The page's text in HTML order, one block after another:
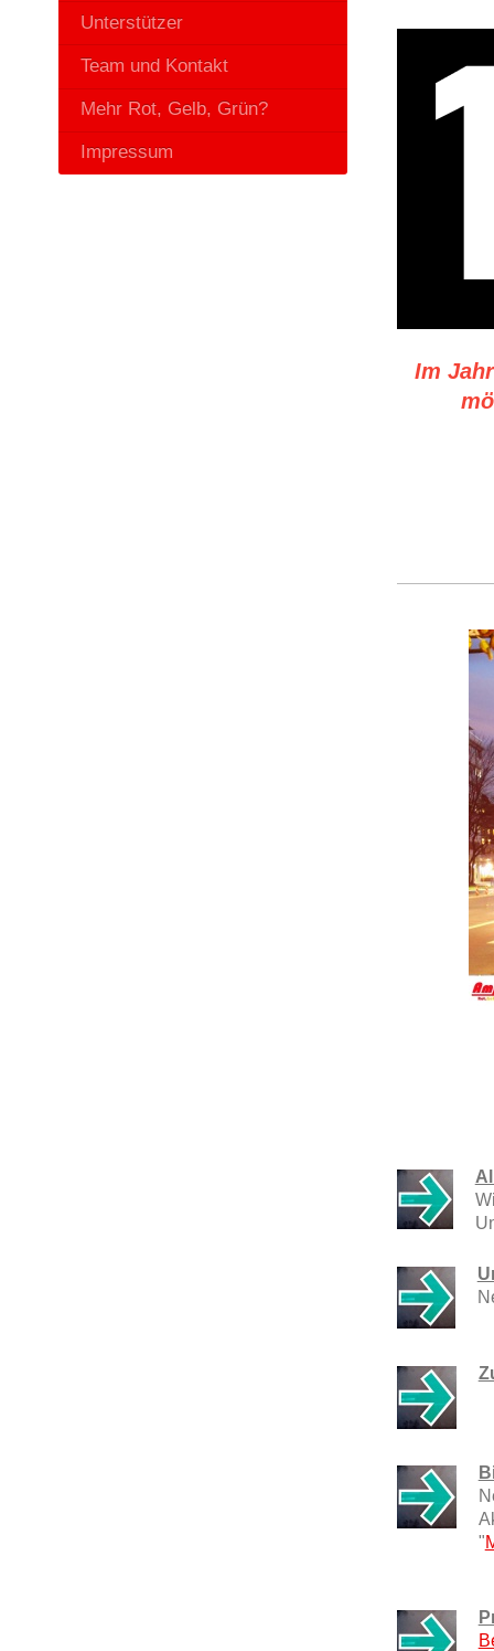
Im
"
Unterstützer
Team und Kontakt
Mehr Rot, Gelb, Grün?
Impressum